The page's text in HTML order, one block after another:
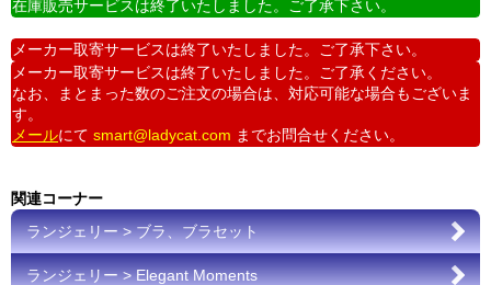
在庫販売サービスは終了いたしました。ご了承下さい。
メーカー取寄サービスは終了いたしました。ご了承下さい。
メーカー取寄サービスは終了いたしました。ご了承ください。
なお、まとまった数のご注文の場合は、対応可能な場合もございま
す。
メールにて smart@ladycat.com までお問合せください。
関連コーナー
ランジェリー > ブラ、ブラセット
ランジェリー > Elegant Moments